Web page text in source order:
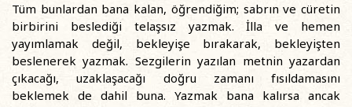
Tüm bunlardan bana kalan, öğrendiğim; sabrın ve cüretin
birbirini beslediği telaşsız yazmak. İlla ve hemen
yayımlamak değil, bekleyişe bırakarak, bekleyişten
beslenerek yazmak. Sezgilerin yazılan metnin yazardan
çıkacağı, uzaklaşacağı doğru zamanı fısıldamasını
beklemek de dahil buna. Yazmak bana kalırsa ancak